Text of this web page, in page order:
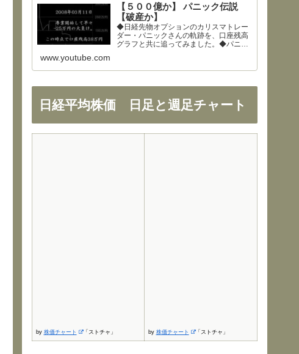
【５００億か】 パニック伝説
【破産か】
◆日経先物オプションのカリスマトレー
ダー・パニックさんの軌跡を、口座残高
グラフと共に追ってみました。◆パニッ
大部分を使わせて頂きました。ありがと
www.youtube.com
日経平均株価 日足と週足チャート
by 株価チャート 「ストチャ」 by 株価チャート 「ストチャ」